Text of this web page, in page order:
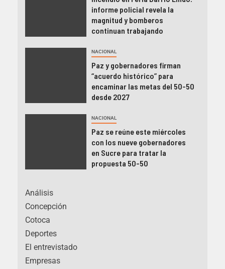
informe policial revela la
magnitud y bomberos
continuan trabajando
NACIONAL
Paz y gobernadores firman
“acuerdo histórico” para
encaminar las metas del 50-50
desde 2027
NACIONAL
Paz se reúne este miércoles
con los nueve gobernadores
en Sucre para tratar la
propuesta 50-50
Análisis
Concepción
Cotoca
Deportes
El entrevistado
Empresas